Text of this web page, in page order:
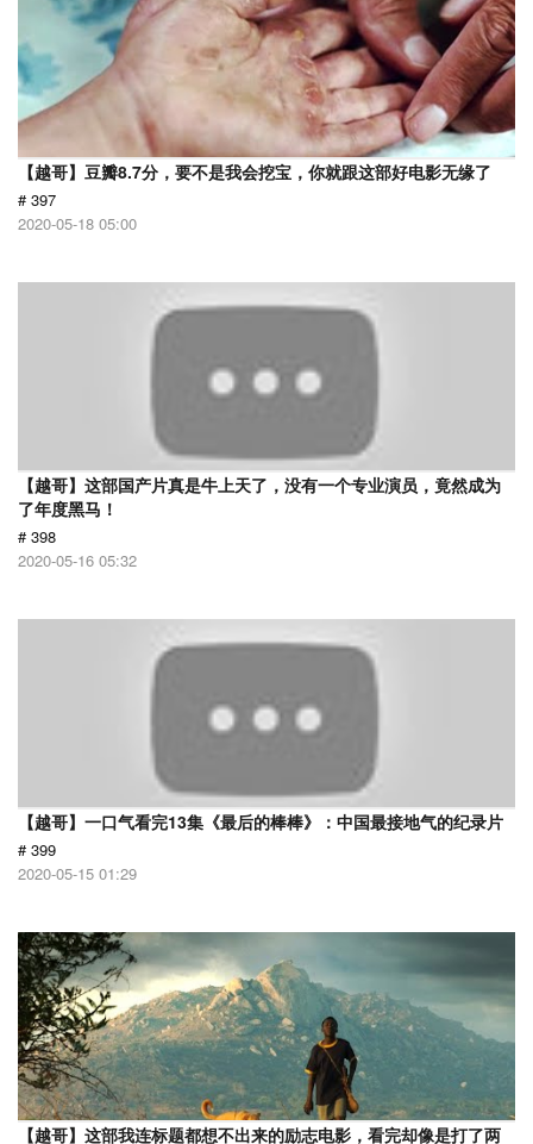
【越哥】豆瓣8.7分，要不是我会挖宝，你就跟这部好电影无缘了
# 397
2020-05-18 05:00
【越哥】这部国产片真是牛上天了，没有一个专业演员，竟然成为
了年度黑马！
# 398
2020-05-16 05:32
【越哥】一口气看完13集《最后的棒棒》：中国最接地气的纪录片
# 399
2020-05-15 01:29
【越哥】这部我连标题都想不出来的励志电影，看完却像是打了两